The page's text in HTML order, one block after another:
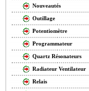
Nouveautés
Outillage
Potentiomètre
Programmateur
Quartz Résonateurs
Radiateur Ventilateur
Relais